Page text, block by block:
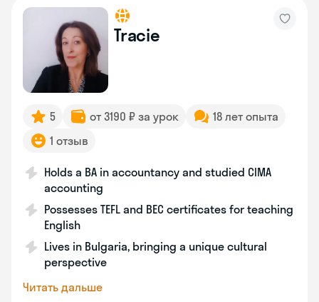
Tracie
5 от 3190 ₽ за урок
18 лет опыта
1 отзыв
Holds a BA in accountancy and studied CIMA
accounting
Possesses TEFL and BEC certificates for teaching
English
Lives in Bulgaria, bringing a unique cultural
perspective
Читать дальше